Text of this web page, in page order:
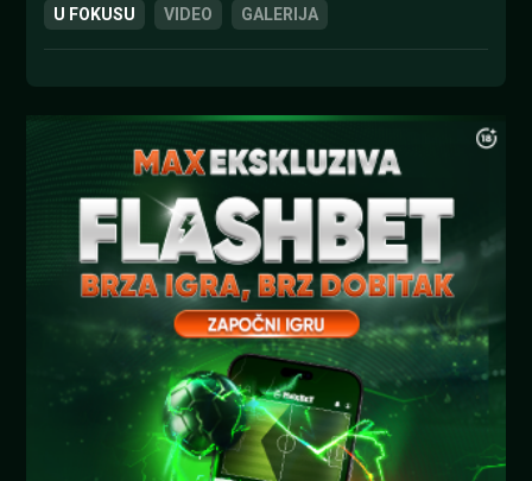
U FOKUSU VIDEO GALERIJA